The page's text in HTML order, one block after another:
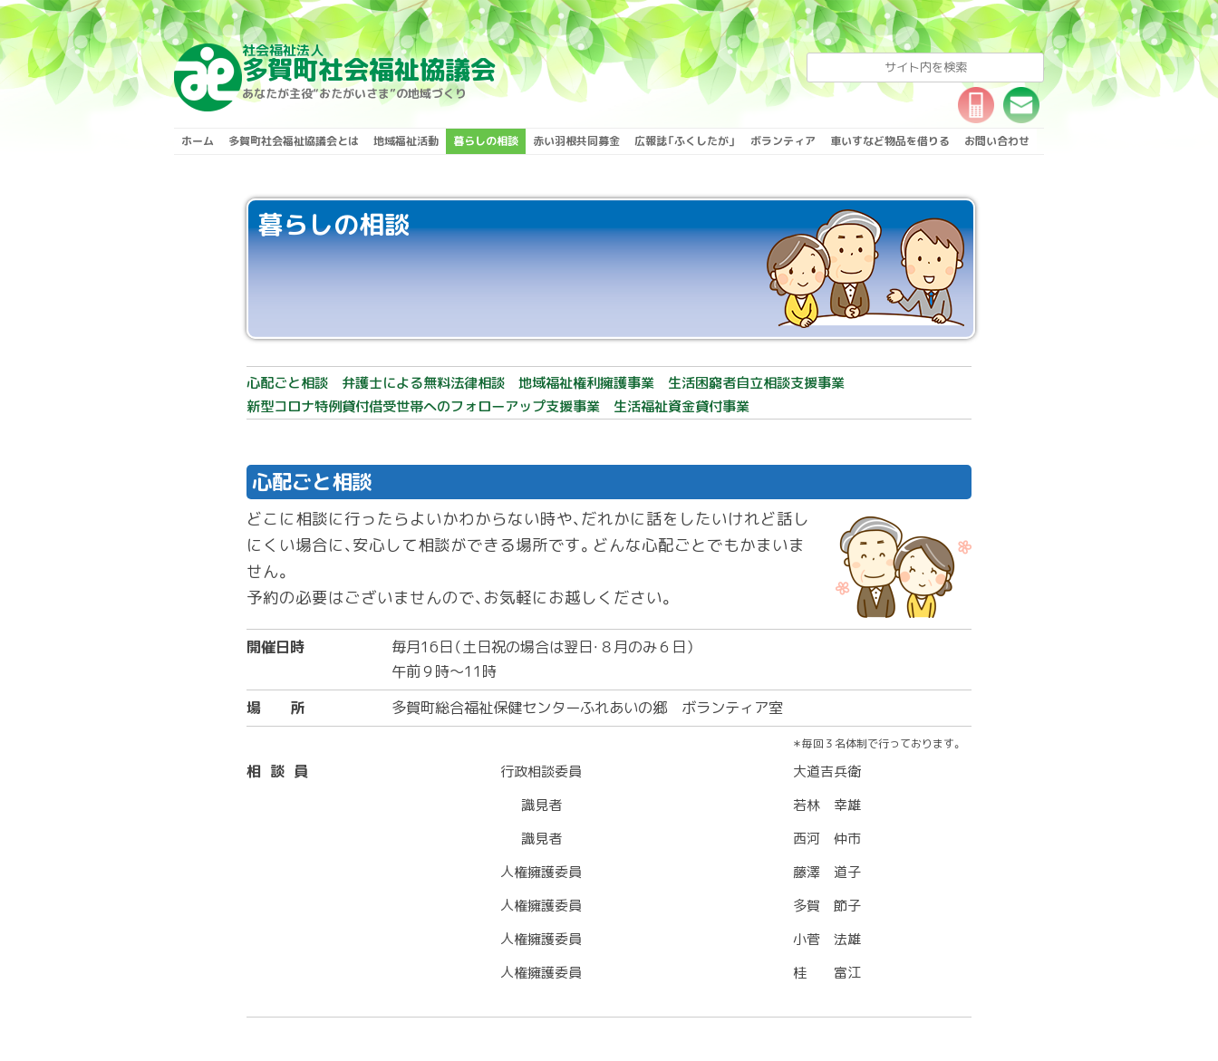
社会福祉法人
多賀町社会福祉協議会
あなたが主役“おたがいさま”の地域づくり
検
索:
Skip to content
ホーム 多賀町社会福祉協議会とは 地域福祉活動 暮らしの相談 赤い羽根共同募金 広報誌「ふくしたが」 ボランティア 車いすなど物品を借りる お問い合わせ
暮らしの相談
心配ごと相談 弁護士による無料法律相談 地域福祉権利擁護事業
生活困窮者自立相談支援事業
新型コロナ特例貸付借受世帯へのフォローアップ支援事業
生活福祉資金貸付事業
心配ごと相談
どこに相談に行ったらよいかわからない時や、だれかに話をしたいけれど話し
にくい場合に、安心して相談ができる場所です。どんな心配ごとでもかまいま
せん。
予約の必要はございませんので、お気軽にお越しください。
開催日時
毎月16日（土日祝の場合は翌日・８月のみ６日）
午前９時～11時
場 所
多賀町総合福祉保健センターふれあいの郷 ボランティア室
相 談 員
＊毎回３名体制で行っております。
行政相談委員
大道吉兵衛
識見者
若林 幸雄
識見者
西河 仲市
人権擁護委員
藤澤 道子
人権擁護委員
多賀 節子
人権擁護委員
小菅 法雄
人権擁護委員
桂 富江